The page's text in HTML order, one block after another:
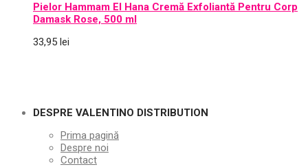
Pielor Hammam El Hana Cremă Exfoliantă Pentru Corp
Damask Rose, 500 ml
33,95 lei
DESPRE VALENTINO DISTRIBUTION
Prima pagină
Despre noi
Contact